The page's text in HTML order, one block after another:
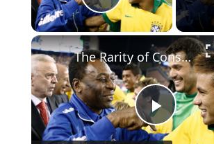
Play Video
Play
The Rarity of Consecutive World Cup Wins by Nations